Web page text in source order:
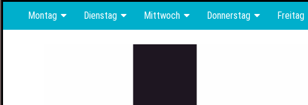
Montag Dienstag Mittwoch Donnerstag Freitag